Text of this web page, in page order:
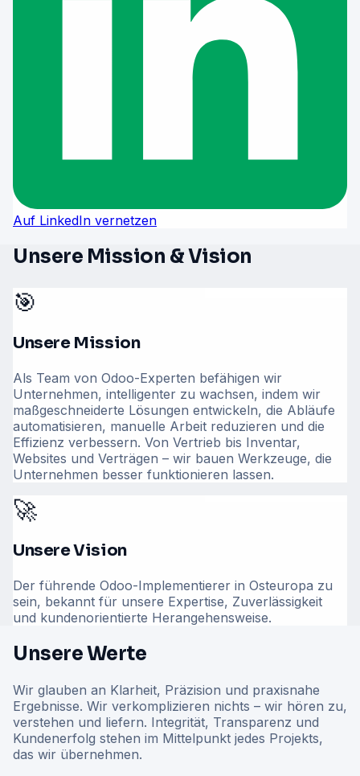
Auf LinkedIn vernetzen
Unsere Mission & Vision
🎯
Unsere Mission
Als Team von Odoo-Experten befähigen wir
Unternehmen, intelligenter zu wachsen, indem wir
maßgeschneiderte Lösungen entwickeln, die Abläufe
automatisieren, manuelle Arbeit reduzieren und die
Effizienz verbessern. Von Vertrieb bis Inventar,
Websites und Verträgen – wir bauen Werkzeuge, die
Unternehmen besser funktionieren lassen.
🚀
Unsere Vision
Der führende Odoo-Implementierer in Osteuropa zu
sein, bekannt für unsere Expertise, Zuverlässigkeit
und kundenorientierte Herangehensweise.
Unsere Werte
Wir glauben an Klarheit, Präzision und praxisnahe
Ergebnisse. Wir verkomplizieren nichts – wir hören zu,
verstehen und liefern. Integrität, Transparenz und
Kundenerfolg stehen im Mittelpunkt jedes Projekts,
das wir übernehmen.